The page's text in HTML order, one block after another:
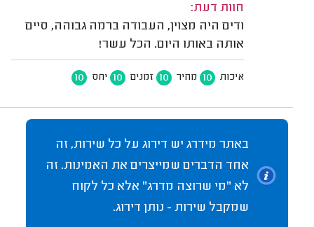
חוות דעת:
ודים היה מצוין, העבודה ברמה גבוהה, סיים
אותה באותו היום. הכל עשר!
איכות 10 מחיר 10 זמנים 10 יחס 10
באתר מידרג יש דירוג על כל שירות, זה
אחד הדברים שמייצרים את האמינות. זה
לא "מי שרוצה מדרג" אלא כל לקוח
שמקבל שירות - נותן דירוג.